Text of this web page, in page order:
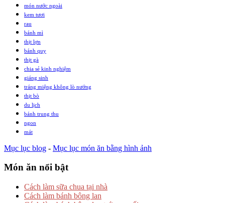
món nước ngoài
kem tươi
rau
bánh mì
thịt lợn
bánh quy
thịt gà
chia sẻ kinh nghiệm
giáng sinh
tráng miệng không lò nướng
thịt bò
du lịch
bánh trung thu
ngon
mát
Mục lục blog - Mục lục món ăn bằng hình ảnh
Món ăn nổi bật
Cách làm sữa chua tại nhà
Cách làm bánh bông lan